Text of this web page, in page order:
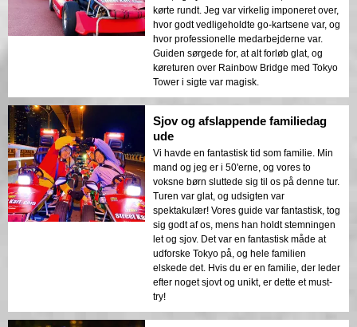
kørte rundt. Jeg var virkelig imponeret over,
hvor godt vedligeholdte go-kartsene var, og
hvor professionelle medarbejderne var.
Guiden sørgede for, at alt forløb glat, og
køreturen over Rainbow Bridge med Tokyo
Tower i sigte var magisk.
Sjov og afslappende familiedag
ude
Vi havde en fantastisk tid som familie. Min
mand og jeg er i 50'erne, og vores to
voksne børn sluttede sig til os på denne tur.
Turen var glat, og udsigten var
spektakulær! Vores guide var fantastisk, tog
sig godt af os, mens han holdt stemningen
let og sjov. Det var en fantastisk måde at
udforske Tokyo på, og hele familien
elskede det. Hvis du er en familie, der leder
efter noget sjovt og unikt, er dette et must-
try!